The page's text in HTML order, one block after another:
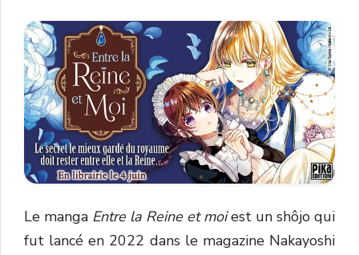
Le manga Entre la Reine et moiest un shôjo qui
fut lancé en 2022 dans le magazine Nakayoshi